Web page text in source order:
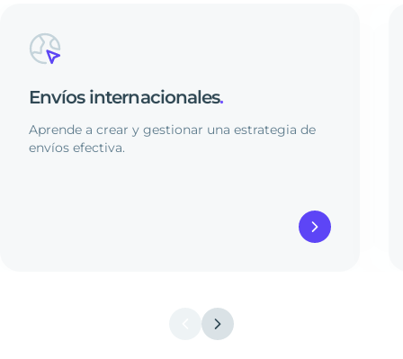
Envíos internacionales.
Aprende a crear y gestionar una estrategia de
envíos efectiva.